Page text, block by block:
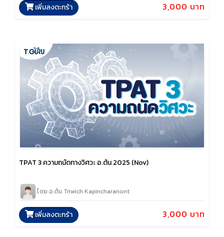
3,000 บาท
เพิ่มลงตะกร้า
TPAT 3 ความถนัดทางวิศวะ อ.ต้น 2025 (Nov)
โดย อ.ต้น Triwich Kapincharanont
3,000 บาท
เพิ่มลงตะกร้า